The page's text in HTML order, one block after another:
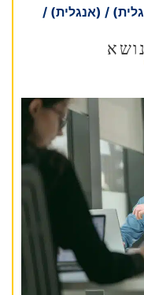
/ (אנגלית) /